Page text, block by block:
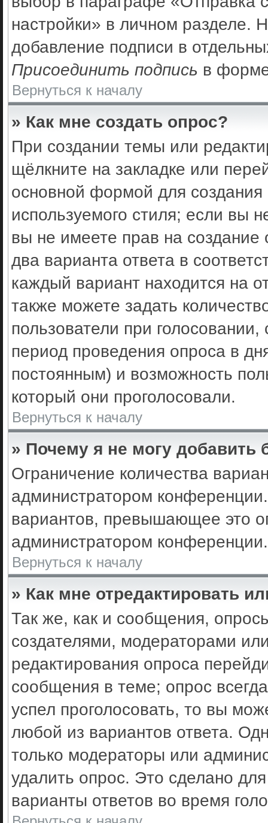
настройки» в личном разделе.
добавление подписи в
Присоединить подпись в
Вернуться к началу
» Как мне создать опрос?
При создании темы или
щёлкните на закладке или
основной формой для
используемого стиля; если вы
вы не имеете прав на
два варианта ответа в
каждый вариант находится на
также можете задать
пользователи при
период проведения опроса в
постоянным) и возможность
который они проголосовали.
Вернуться к началу
» Почему я не могу добавить
Ограничение количества
администратором
вариантов, превышающее это
администратором конференции.
Вернуться к началу
» Как мне отредактировать
Так же, как и сообщения,
создателями, модераторами
редактирования опроса
сообщения в теме; опрос
успел проголосовать, то вы
любой из вариантов ответа.
только модераторы или
удалить опрос. Это сделано
варианты ответов во время